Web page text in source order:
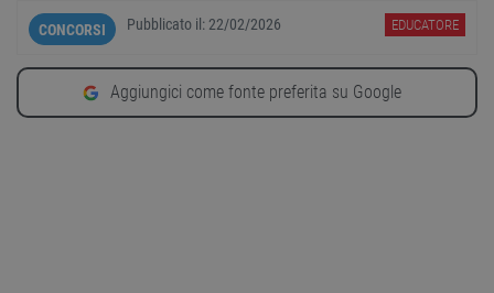
CONCORSI Pubblicato il: 22/02/2026 EDUCATORE
Aggiungici come fonte preferita su Google